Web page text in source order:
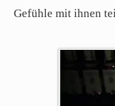
Gefühle mit ihnen